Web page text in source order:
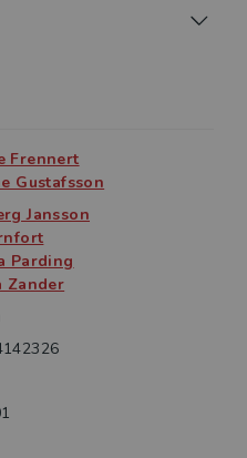
och användning av
som vill
Frennert
Gustafsson
Jansson
Parding
Zander